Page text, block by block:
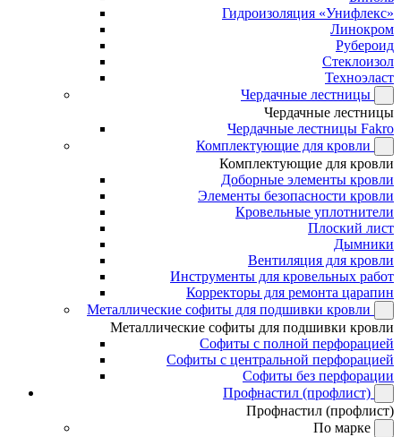
Гидроизоляция «Унифлекс»
Линокром
Рубероид
Стеклоизол
Техноэласт
Чердачные лестницы
Чердачные лестницы
Чердачные лестницы Fakro
Комплектующие для кровли
Комплектующие для кровли
Доборные элементы кровли
Элементы безопасности кровли
Кровельные уплотнители
Плоский лист
Дымники
Вентиляция для кровли
Инструменты для кровельных работ
Корректоры для ремонта царапин
Металлические софиты для подшивки кровли
Металлические софиты для подшивки кровли
Софиты с полной перфорацией
Софиты с центральной перфорацией
Софиты без перфорации
Профнастил (профлист)
Профнастил (профлист)
По марке